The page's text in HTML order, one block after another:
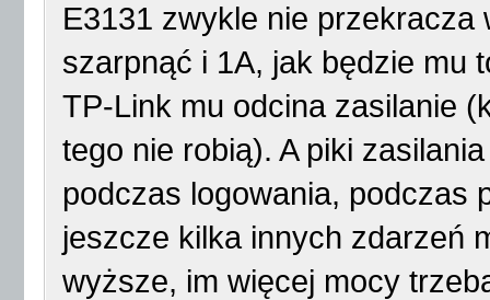
E3131 zwykle nie
szarpnąć i 1A, jak będzie mu
TP-Link mu odcina zasilanie
tego nie robią). A piki
podczas logowania, podczas
jeszcze kilka innych zdarzeń
wyższe, im więcej mocy